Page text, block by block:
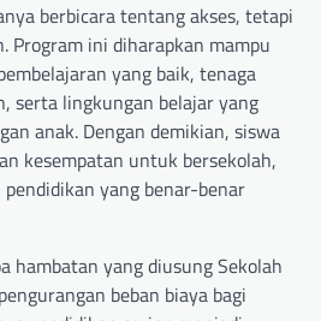
berbicara tentang akses, tetapi
Program ini diharapkan mampu
yang baik, tenaga
serta lingkungan belajar yang
anak. Dengan demikian, siswa
kesempatan untuk bersekolah,
yang benar-benar
hambatan yang diusung Sekolah
beban biaya bagi